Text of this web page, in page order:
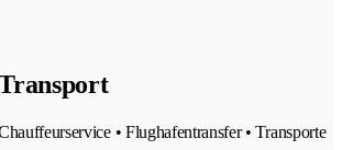
• Flughafentransfer • Transporte